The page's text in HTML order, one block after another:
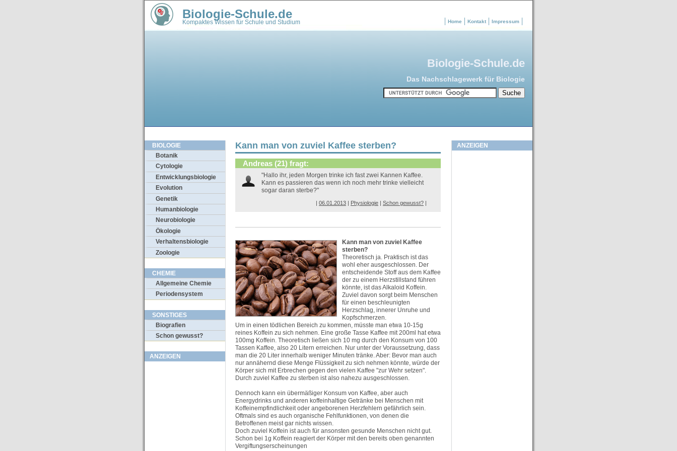
Home Kontakt Impressum
Biologie-Schule.de
Kompaktes Wissen für Schule und Studium
Biologie-Schule.de
Das Nachschlagewerk für Biologie
BIOLOGIE
Botanik
Cytologie
Entwicklungsbiologie
Evolution
Genetik
Humanbiologie
Neurobiologie
Ökologie
Verhaltensbiologie
Zoologie
CHEMIE
Allgemeine Chemie
Periodensystem
SONSTIGES
Biografien
Schon gewusst?
ANZEIGEN
Kann man von zuviel Kaffee sterben?
Andreas (21) fragt:
"Hallo ihr, jeden Morgen trinke ich fast zwei Kannen Kaffee.
Kann es passieren das wenn ich noch mehr trinke vielleicht
sogar daran sterbe?"
| 06.01.2013 | Physiologie | Schon gewusst? |
Kann man von zuviel Kaffee
sterben?
Theoretisch ja. Praktisch ist das
wohl eher ausgeschlossen. Der
entscheidende Stoff aus dem Kaffee
der zu einem Herzstillstand führen
könnte, ist das Alkaloid Koffein.
Zuviel davon sorgt beim Menschen
für einen beschleunigten
Herzschlag, innerer Unruhe und
Kopfschmerzen.
Um in einen tödlichen Bereich zu kommen, müsste man etwa 10-15g
reines Koffein zu sich nehmen. Eine große Tasse Kaffee mit 200ml hat etwa
100mg Koffein. Theoretisch ließen sich 10 mg durch den Konsum von 100
Tassen Kaffee, also 20 Litern erreichen. Nur unter der Voraussetzung, dass
man die 20 Liter innerhalb weniger Minuten tränke. Aber: Bevor man auch
nur annähernd diese Menge Flüssigkeit zu sich nehmen könnte, würde der
Körper sich mit Erbrechen gegen den vielen Kaffee "zur Wehr setzen".
Durch zuviel Kaffee zu sterben ist also nahezu ausgeschlossen.
Dennoch kann ein übermäßiger Konsum von Kaffee, aber auch
Energydrinks und anderen koffeinhaltige Getränke bei Menschen mit
Koffeinempfindlichkeit oder angeborenen Herzfehlern gefährlich sein.
Oftmals sind es auch organische Fehlfunktionen, von denen die
Betroffenen meist gar nichts wissen.
Doch zuviel Koffein ist auch für ansonsten gesunde Menschen nicht gut.
Schon bei 1g Koffein reagiert der Körper mit den bereits oben genannten
Vergiftungserscheinungen
ANZEIGEN